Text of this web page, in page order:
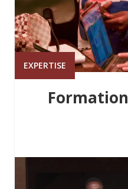
EXPERTISE
Formation